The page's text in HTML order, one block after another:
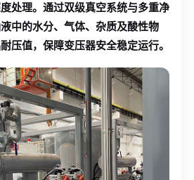
处理。通过双级真空系统与多重净
中的水分、气体、杂质及酸性物
压值，保障变压器安全稳定运行。